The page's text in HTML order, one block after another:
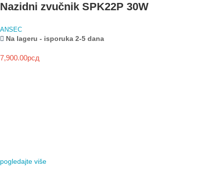
Nazidni zvučnik SPK22P 30W
ANSEC
Na lageru - isporuka 2-5 dana
7,900.00рсд
pogledajte više